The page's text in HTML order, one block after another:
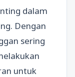
dalam
Dengan
sering
untuk